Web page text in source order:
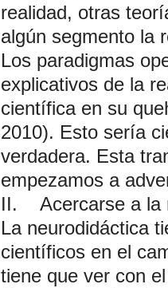
realidad, otras
algún segmento la
Los paradigmas
explicativos de la
científica en su
2010). Esto sería
verdadera. Esta
empezamos a
II. Acercarse a la
La neurodidáctica
científicos en el
tiene que ver con